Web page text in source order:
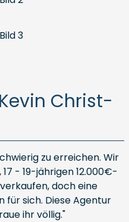
Christ-
zu erreichen. Wir
- 19-jährigen 12.000€-
doch eine
für sich. Diese Agentur
ihr völlig."